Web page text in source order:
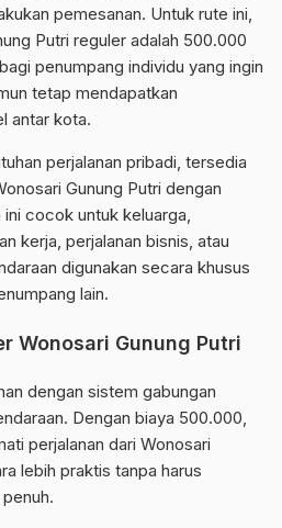
pemesanan. Untuk rute ini,
Putri reguler adalah 500.000
penumpang individu yang ingin
tetap mendapatkan
antar kota.
perjalanan pribadi, tersedia
Gunung Putri dengan
cocok untuk keluarga,
kerja, perjalanan bisnis, atau
digunakan secara khusus
lain.
Wonosari Gunung Putri
dengan sistem gabungan
Dengan biaya 500.000,
perjalanan dari Wonosari
lebih praktis tanpa harus